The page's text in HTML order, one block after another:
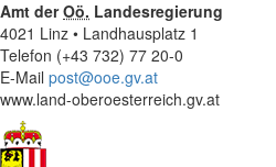
Amt derOö. Landesregierung
4021 Linz • Landhausplatz 1
Telefon (+43 732) 77 20-0
E-Mail post@ooe.gv.at
www.land-oberoesterreich.gv.at